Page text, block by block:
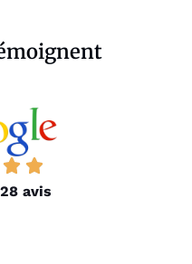
avis